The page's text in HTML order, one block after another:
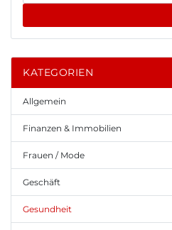
KATEGORIEN
Allgemein
Finanzen & Immobilien
Frauen / Mode
Geschäft
Gesundheit